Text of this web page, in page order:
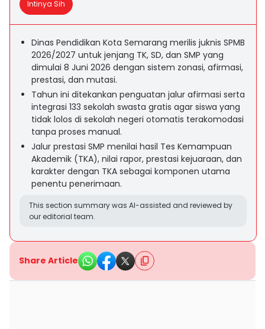
Intinya Sih
Dinas Pendidikan Kota Semarang merilis juknis SPMB
2026/2027 untuk jenjang TK, SD, dan SMP yang
dimulai 8 Juni 2026 dengan sistem zonasi, afirmasi,
prestasi, dan mutasi.
Tahun ini ditekankan penguatan jalur afirmasi serta
integrasi 133 sekolah swasta gratis agar siswa yang
tidak lolos di sekolah negeri otomatis terakomodasi
tanpa proses manual.
Jalur prestasi SMP menilai hasil Tes Kemampuan
Akademik (TKA), nilai rapor, prestasi kejuaraan, dan
karakter dengan TKA sebagai komponen utama
penentu penerimaan.
This section summary was AI-assisted and reviewed by
our editorial team.
Share Article